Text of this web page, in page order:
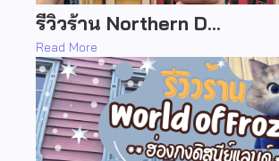
รีวิวร้าน Northern D…
Read More